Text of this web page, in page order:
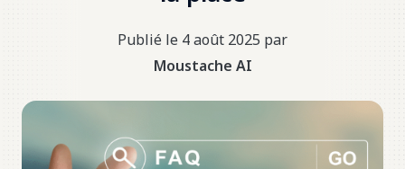
Publié le 4 août 2025 par
Moustache AI